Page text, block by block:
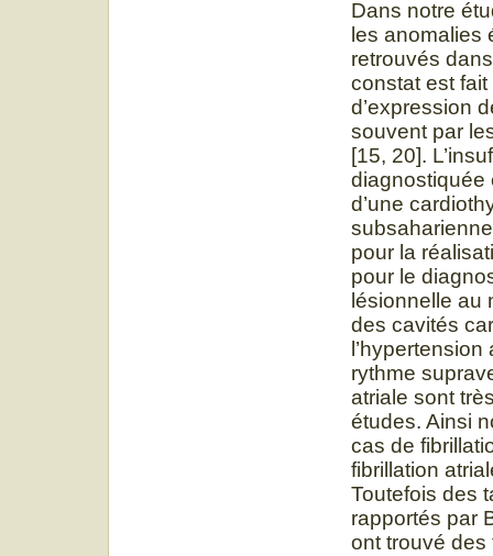
Dans notre
les anomalies
retrouvés
constat est
d’expression
souvent par
[15, 20].
diagnostiquée
d’une
pour la
pour le
lésionnelle au
des cavités
rythme
atriale sont
études. Ainsi
cas de
fibrillation
Toutefois des
rapportés par
ont trouvé